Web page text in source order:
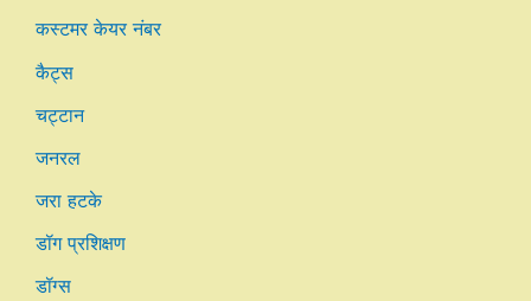
कस्टमर केयर नंबर
कैट्स
चट्टान
जनरल
जरा हटके
डॉग प्रशिक्षण
डॉग्स